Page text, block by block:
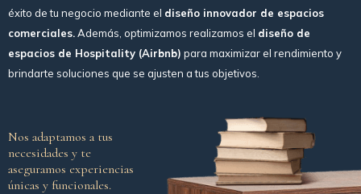
éxito de tu negocio mediante el diseño innovador de espacios
comerciales.Además, optimizamos realizamos el diseño de
espacios de Hospitality (Airbnb) para maximizar el rendimiento y
brindarte soluciones que se ajusten a tus objetivos.
Nos adaptamos a tus
necesidades y te
aseguramos experiencias
únicas y funcionales.